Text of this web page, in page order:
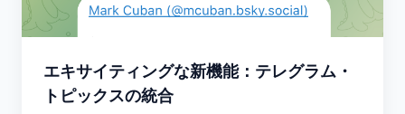
エキサイティングな新機能：テレグラム・
トピックスの統合